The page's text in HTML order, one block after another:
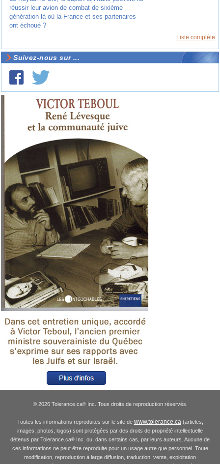
réussir leur avion de combat de sixième
génération là où la France et ses partenaires
ont échoué ?
Liste complète
Suivez-nous sur ...
© 2026 Tolerance.ca®Inc. Tous droits de reproduction réservés.
Toutes les informations reproduites sur le site de www.tolerance.ca (articles,
images, photos, logos) sont protégées par des droits de propriété intellectuelle
détenus par Tolerance.ca® Inc. ou, dans certains cas, par leurs auteurs. Aucune de
ces informations ne peut être reproduite pour un usage autre que personnel. Toute
modification, reproduction à large diffusion, traduction, vente, exploitation